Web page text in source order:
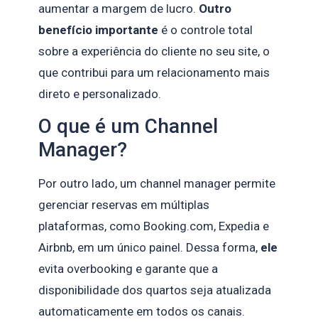
aumentar a margem de lucro. Outro
benefício importante é o controle total
sobre a experiência do cliente no seu site, o
que contribui para um relacionamento mais
direto e personalizado.
O que é um Channel
Manager?
Por outro lado, um channel manager permite
gerenciar reservas em múltiplas
plataformas, como Booking.com, Expedia e
Airbnb, em um único painel. Dessa forma, ele
evita overbooking e garante que a
disponibilidade dos quartos seja atualizada
automaticamente em todos os canais.